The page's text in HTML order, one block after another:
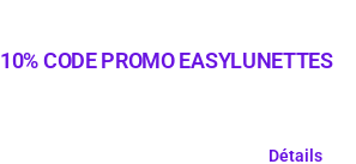
10% CODE PROMO EASYLUNETTES
Détails